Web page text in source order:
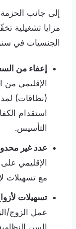
إلى جانب الحزمة
مزايا تشغيلية
الجنسيات في
إعفاء من السعودة
الإقليمي
(نطاقات)
استقدام
التأسيس.
عدد غير
الإقليمي
مع تسهيلات
تسهيلات
عمل الزوج/
السن